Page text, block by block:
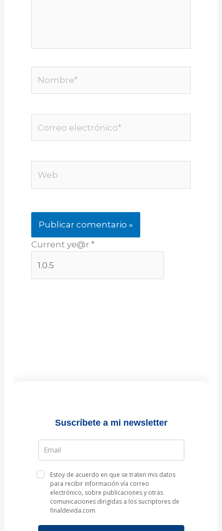
electrónico*
Current ye@r *
Suscríbete a mi newsletter
Estoy de acuerdo en que se traten mis datos
para recibir información vía correo
electrónico, sobre publicaciones y otras
comunicaciones dirigidas a los sucriptores de
finaldevida.com.